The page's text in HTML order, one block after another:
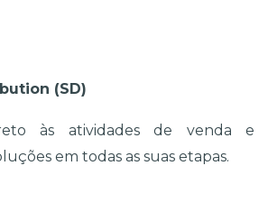
(SD)
às atividades de venda e
em todas as suas etapas.